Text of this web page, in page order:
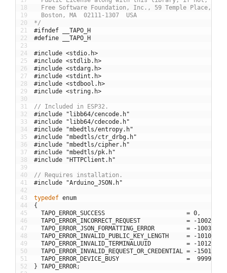
18
19
20
21
22
23
24
25
26
27
28
29
30
31
32
33
34
35
36
37
38
39
40
41
42
43
44
45
46
47
48
49
50
51
52
Free Software Foundation, Inc., 59 Temple Place,
Boston, MA  02111-1307  USA
*/
#ifndef __TAPO_H
#define __TAPO_H
#include <stdio.h>
#include <stdlib.h>
#include <stdarg.h>
#include <stdint.h>
#include <stdbool.h>
#include <string.h>
// Included in ESP32.
#include "libb64/cencode.h"
#include "libb64/cdecode.h"
#include "mbedtls/entropy.h"
#include "mbedtls/ctr_drbg.h"
#include "mbedtls/cipher.h"
#include "mbedtls/pk.h"
#include "HTTPClient.h"
// Requires installation.
#include "Arduino_JSON.h"
typedef enum
{
TAPO_ERROR_SUCCESS
= 0 ,
TAPO_ERROR_INCORRECT_REQUEST
= -1002
TAPO_ERROR_JSON_FORMATTING_ERROR
= -1003
TAPO_ERROR_INVALID_PUBLIC_KEY_LENGTH
= -1010
TAPO_ERROR_INVALID_TERMINALUUID
= -1012
TAPO_ERROR_INVALID_REQUEST_OR_CREDENTIAL
= -1501
TAPO_ERROR_DEVICE_BUSY
= 9999
} TAPO_ERROR;